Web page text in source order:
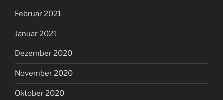
Februar 2021
Januar 2021
Dezember 2020
November 2020
Oktober 2020